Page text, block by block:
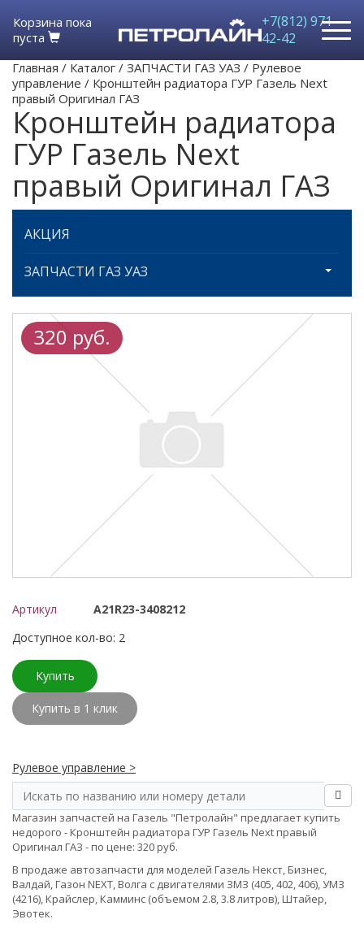
Корзина пока
пуста
+7(812) 971-
42-42
Главная / Каталог / ЗАПЧАСТИ ГАЗ УАЗ / Рулевое
управление / Кронштейн радиатора ГУР Газель Next
правый Оригинал ГАЗ
Кронштейн радиатора
ГУР Газель Next
правый Оригинал ГАЗ
АКЦИЯ
ЗАПЧАСТИ ГАЗ УАЗ
320 руб.
Артикул
А21R23-3408212
Доступное кол-во: 2
Купить
Купить в 1 клик
Рулевое управление >
Магазин запчастей на Газель "Петролайн" предлагает купить
недорого - Кронштейн радиатора ГУР Газель Next правый
Оригинал ГАЗ - по цене: 320 руб.
В продаже автозапчасти для моделей Газель Некст, Бизнес,
Валдай, Газон NEXT, Волга с двигателями ЗМЗ (405, 402, 406), УМЗ
(4216), Крайслер, Камминс (объемом 2.8, 3.8 литров), Штайер,
Эвотек.